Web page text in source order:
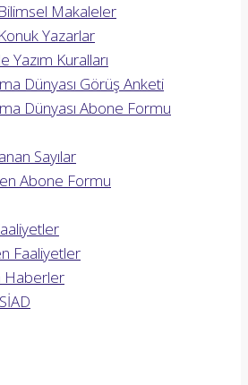
Bilimsel Makaleler
Konuk Yazarlar
Yazım Kuralları
Dünyası Görüş Anketi
Dünyası Abone Formu
Sayılar
Abone Formu
Faaliyetler
Haberler